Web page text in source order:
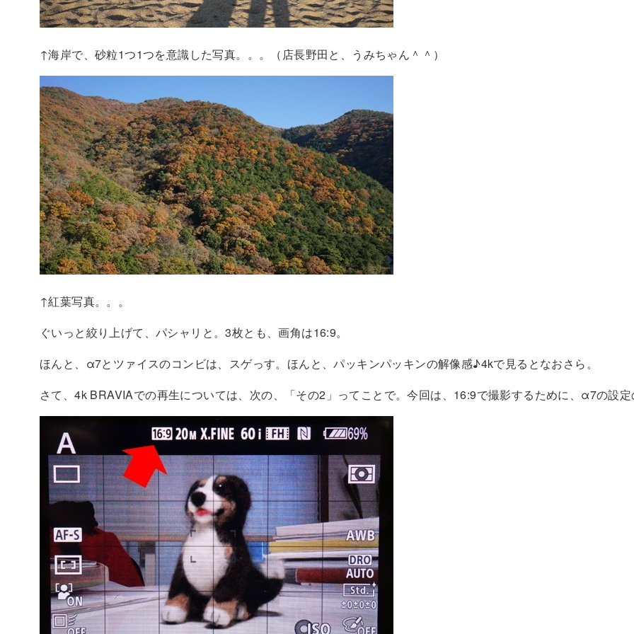
↑海岸で、砂粒1つ1つを意識した写真。。。（店長野田と、うみちゃん＾＾）
↑紅葉写真。。。
ぐいっと絞り上げて、パシャリと。3枚とも、画角は16:9。
ほんと、α7とツァイスのコンビは、スゲっす。ほんと、パッキンパッキンの解像感♪4kで見るとなおさら。
さて、4k BRAVIAでの再生については、次の、「その2」ってことで。今回は、16:9で撮影するために、α7の設定